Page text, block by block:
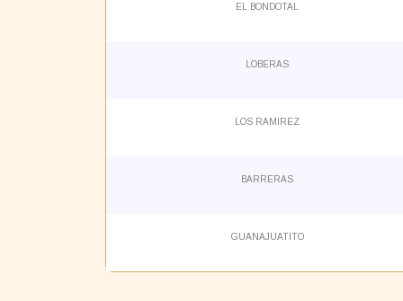
EL BONDOTAL
LOBERAS
LOS RAMIREZ
BARRERAS
GUANAJUATITO